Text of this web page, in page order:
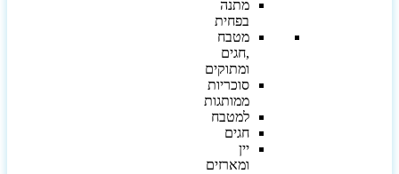
מתנה
בפחית
מטבח
,חגים
ומתוקים
סוכריות
ממותגות
למטבח
חגים
יין
ומארזים